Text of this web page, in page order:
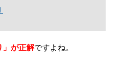
」が正解ですよね。